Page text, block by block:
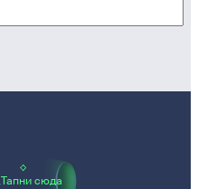
Тапни сюда